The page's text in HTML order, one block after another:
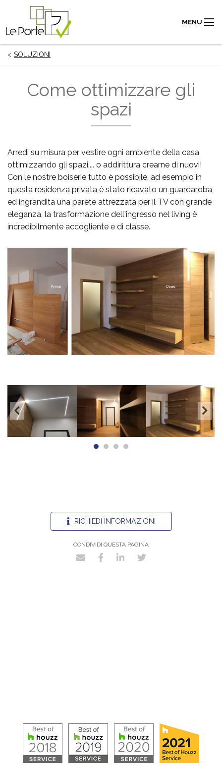
MENU
SOLUZIONI
Come ottimizzare gli
spazi
Arredi su misura per vestire ogni ambiente della casa
ottimizzando gli spazi.... o addirittura crearne di nuovi!
Con le nostre boiserie tutto è possibile, ad esempio in
questa residenza privata è stato ricavato un guardaroba
ed ingrandita una parete attrezzata per il TV con grande
eleganza, la trasformazione dell'ingresso nel living è
incredibilmente accogliente e di classe.
RICHIEDI INFORMAZIONI
CONDIVIDI QUESTA PAGINA